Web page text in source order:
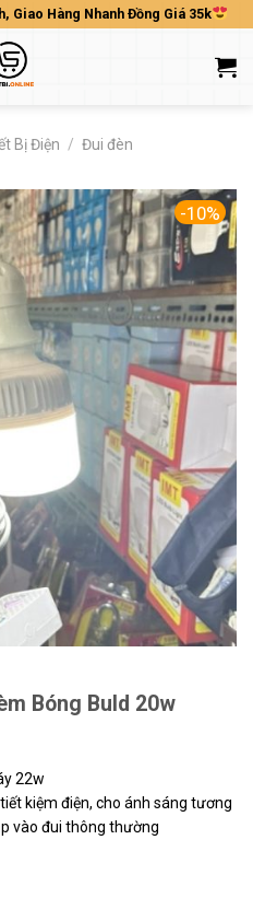
Giao Hàng Nhanh Đồng Giá 35k
Bị Điện / Đui đèn
-10%
Bóng Buld 20w
22w
kiệm điện, cho ánh sáng tương
vào đui thông thường